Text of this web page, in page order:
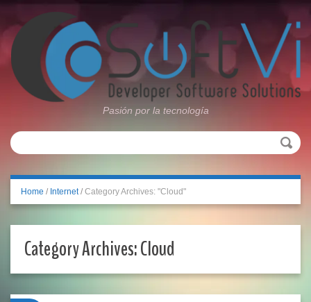
Pasión por la tecnología
Home / Internet / Category Archives: "Cloud"
Category Archives:Cloud